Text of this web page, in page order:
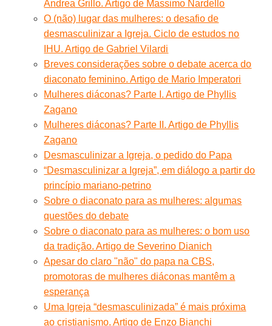
Andrea Grillo. Artigo de Massimo Nardello
O (não) lugar das mulheres: o desafio de
desmasculinizar a Igreja. Ciclo de estudos no
IHU. Artigo de Gabriel Vilardi
Breves considerações sobre o debate acerca do
diaconato feminino. Artigo de Mario Imperatori
Mulheres diáconas? Parte I. Artigo de Phyllis
Zagano
Mulheres diáconas? Parte II. Artigo de Phyllis
Zagano
Desmasculinizar a Igreja, o pedido do Papa
“Desmasculinizar a Igreja”, em diálogo a partir do
princípio mariano-petrino
Sobre o diaconato para as mulheres: algumas
questões do debate
Sobre o diaconato para as mulheres: o bom uso
da tradição. Artigo de Severino Dianich
Apesar do claro "não" do papa na CBS,
promotoras de mulheres diáconas mantêm a
esperança
Uma Igreja “desmasculinizada” é mais próxima
ao cristianismo. Artigo de Enzo Bianchi